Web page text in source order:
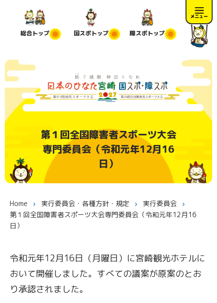
メニュー
総合トップ 国スポトップ 障スポトップ
第１回全国障害者スポーツ大会
専門委員会（令和元年12月16
日）
Home 実行委員会・各種方針・規定
実行委員会
第１回全国障害者スポーツ大会専門委員会（令和元年12月16
日）
令和元年12月16日（月曜日）に宮崎観光ホテルに
おいて開催しました。 すべての議案が原案のとお
り承認されました。